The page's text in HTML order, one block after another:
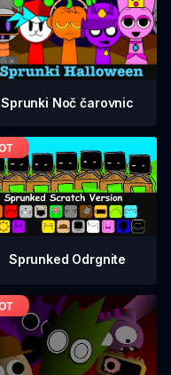
Sprunki Noč čarovnic
Sprunked Odrgnite